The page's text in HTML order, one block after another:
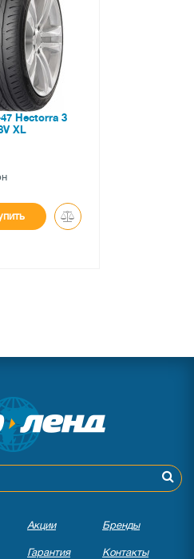
Hectorra 3
XL
Акции Бренды
Гарантия Контакты